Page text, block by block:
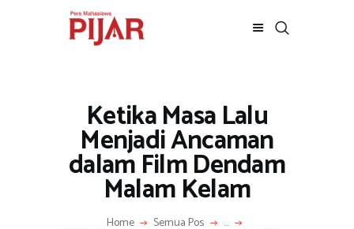
Ketika Masa Lalu
Menjadi Ancaman
dalam Film Dendam
Malam Kelam
Home Semua Pos ...
BERITA
ADVERTORIAL
SOSOK
GALERI
HIBURAN
JALAN-JALAN